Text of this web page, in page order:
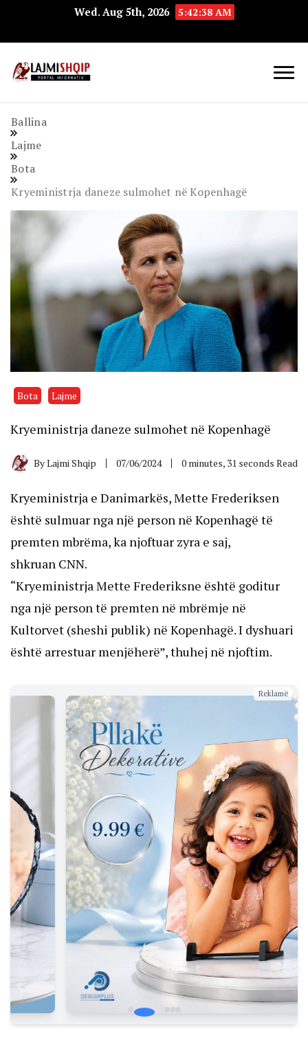
Wed. Aug 5th, 2026 5:42:39 AM
Ballina
Lajme
Bota
Kryeministrja daneze sulmohet në Kopenhagë
Bota Lajme
Kryeministrja daneze sulmohet në Kopenhagë
ByLajmi Shqip 07/06/2024 0 minutes, 31 seconds Read
Kryeministrja e Danimarkës, Mette Frederiksen
është sulmuar nga një person në Kopenhagë të
premten mbrëma, ka njoftuar zyra e saj,
shkruan CNN.
“Kryeministrja Mette Frederiksne është goditur
nga një person të premten në mbrëmje në
Kultorvet (sheshi publik) në Kopenhagë. I dyshuari
është arrestuar menjëherë”, thuhej në njoftim.
Reklamë